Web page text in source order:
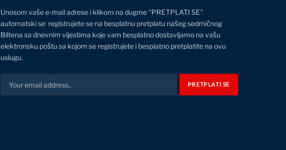
Unosom vaše e-mail adrese i klikom na dugme "PRETPLATI SE"
automatski se registrujete se na besplatnu pretplatu našeg sedmičnog
Biltena sa dnevnim vijestima koje vam besplatno dostavljamo na vašu
elektronsku poštu sa kojom se registrujete i besplatno pretplatite na ovu
uslugu.